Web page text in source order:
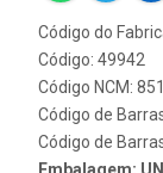
Código do
Código: 49942
Código NCM:
Código de
Código de
Embalagem: UN